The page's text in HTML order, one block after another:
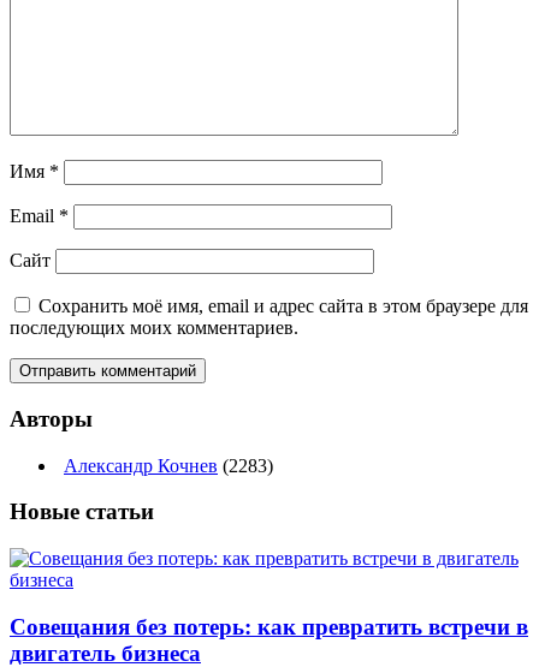
Имя *
Email *
Сайт
Сохранить моё имя, email и адрес сайта в этом браузере для
последующих моих комментариев.
Авторы
Александр Кочнев (2283)
Новые статьи
Совещания без потерь: как превратить встречи в
двигатель бизнеса